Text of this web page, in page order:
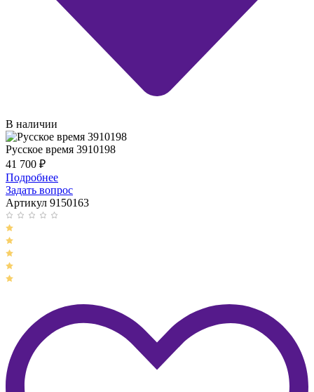
В наличии
Русское время 3910198
41 700 ₽
Подробнее
Задать вопрос
Артикул 9150163